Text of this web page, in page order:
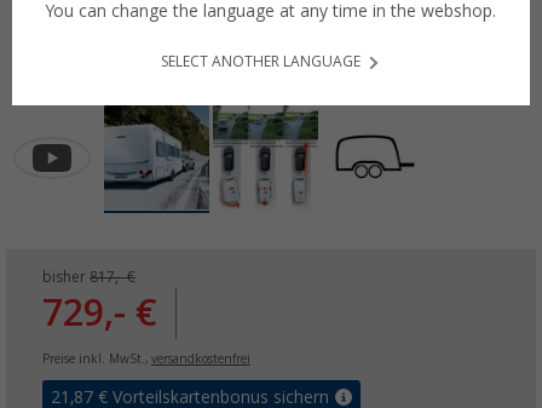
bisher 817,- €
729,- €
Preise inkl. MwSt., versandkostenfrei
21,87 € Vorteilskartenbonus sichern
You can change the language at any time in the webshop.
SELECT ANOTHER LANGUAGE